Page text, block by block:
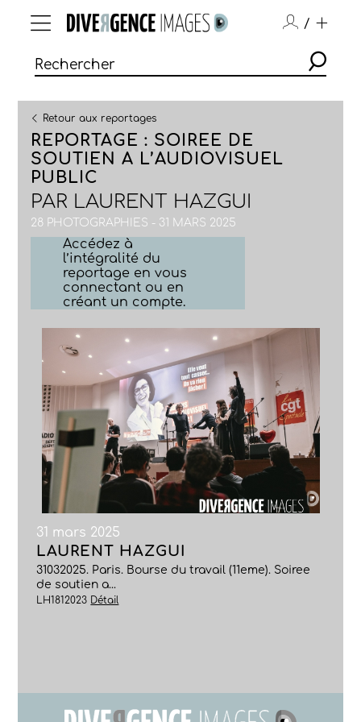
/
Retour aux reportages
REPORTAGE : SOIREE DE
SOUTIEN A L’AUDIOVISUEL
PUBLIC
PAR LAURENT HAZGUI
28 PHOTOGRAPHIES - 31 MARS 2025
Accédez à
l’intégralité du
reportage en vous
connectant ou en
créant un compte.
31 mars 2025
LAURENT HAZGUI
31032025. Paris. Bourse du travail (11eme). Soiree
de soutien a...
LH1812023 Détail